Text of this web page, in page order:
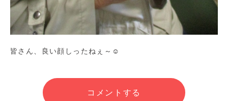
皆さん、良い顔しったねぇ～☺
コメントする